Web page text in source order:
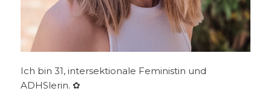
Ich bin 31, intersektionale Feministin und
ADHSlerin. ✿